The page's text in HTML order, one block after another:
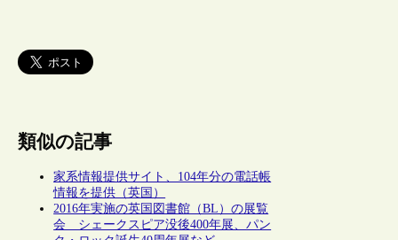
類似の記事
家系情報提供サイト、104年分の電話帳
情報を提供（英国）
2016年実施の英国図書館（BL）の展覧
会 シェークスピア没後400年展、パン